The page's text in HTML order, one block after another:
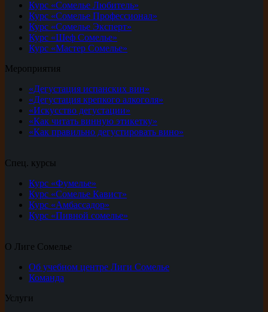
Курс «Сомелье Любитель»
Курс «Сомелье Профессионал»
Курс «Сомелье Эксперт»
Курс «Шеф Сомелье»
Курс «Мастер Сомелье»
Мероприятия
«Дегустация испанских вин»
«Дегустация крепкого алкоголя»
«Искусство дегустации»
«Как читать винную этикетку»
«Как правильно дегустировать вино»
Спец. курсы
Курс «Фумелье»
Курс «Сомелье Кавист»
Курс «Амбассадор»
Курс «Пивной сомелье»
О Лиге Сомелье
Об учебном центре Лиги Сомелье
Команда
Услуги